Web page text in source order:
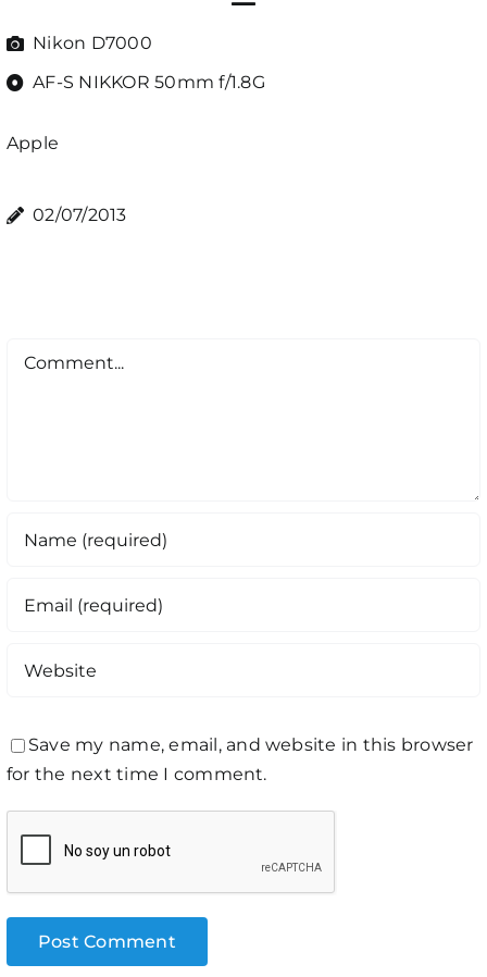
Nikon D7000
AF-S NIKKOR 50mm f/1.8G
Apple
02/07/2013
Comment
Save my name, email, and website in this browser
for the next time I comment.